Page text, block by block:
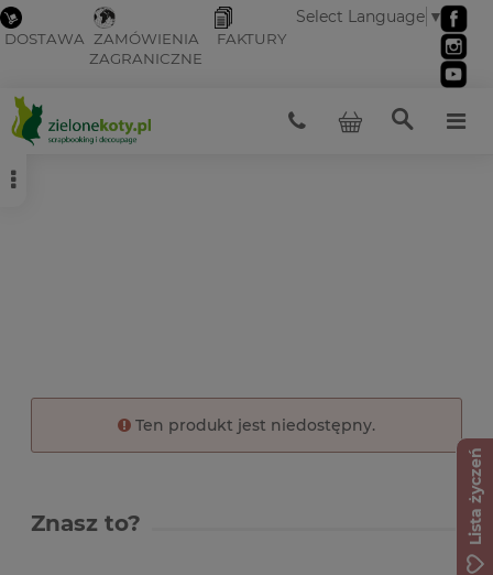
DOSTAWA ZAMÓWIENIA
ZAGRANICZNE
FAKTURY
Select Language ▼
Ten produkt jest niedostępny.
Znasz to? Lista życzeń